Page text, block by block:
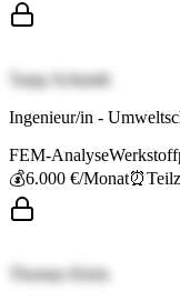
Tanja Schmidt
Ingenieur/in -
FEM-Analyse
💰6.000 €/Monat⏰
Thomas Klein